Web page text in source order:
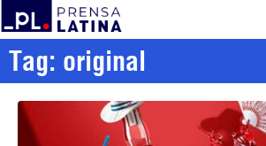
Tag: original